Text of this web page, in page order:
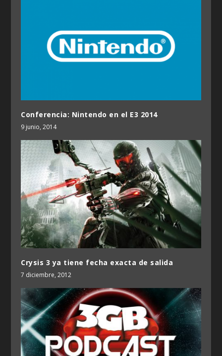
Conferencia: Nintendo en el E3 2014
9 junio, 2014
Crysis 3 ya tiene fecha exacta de salida
7 diciembre, 2012